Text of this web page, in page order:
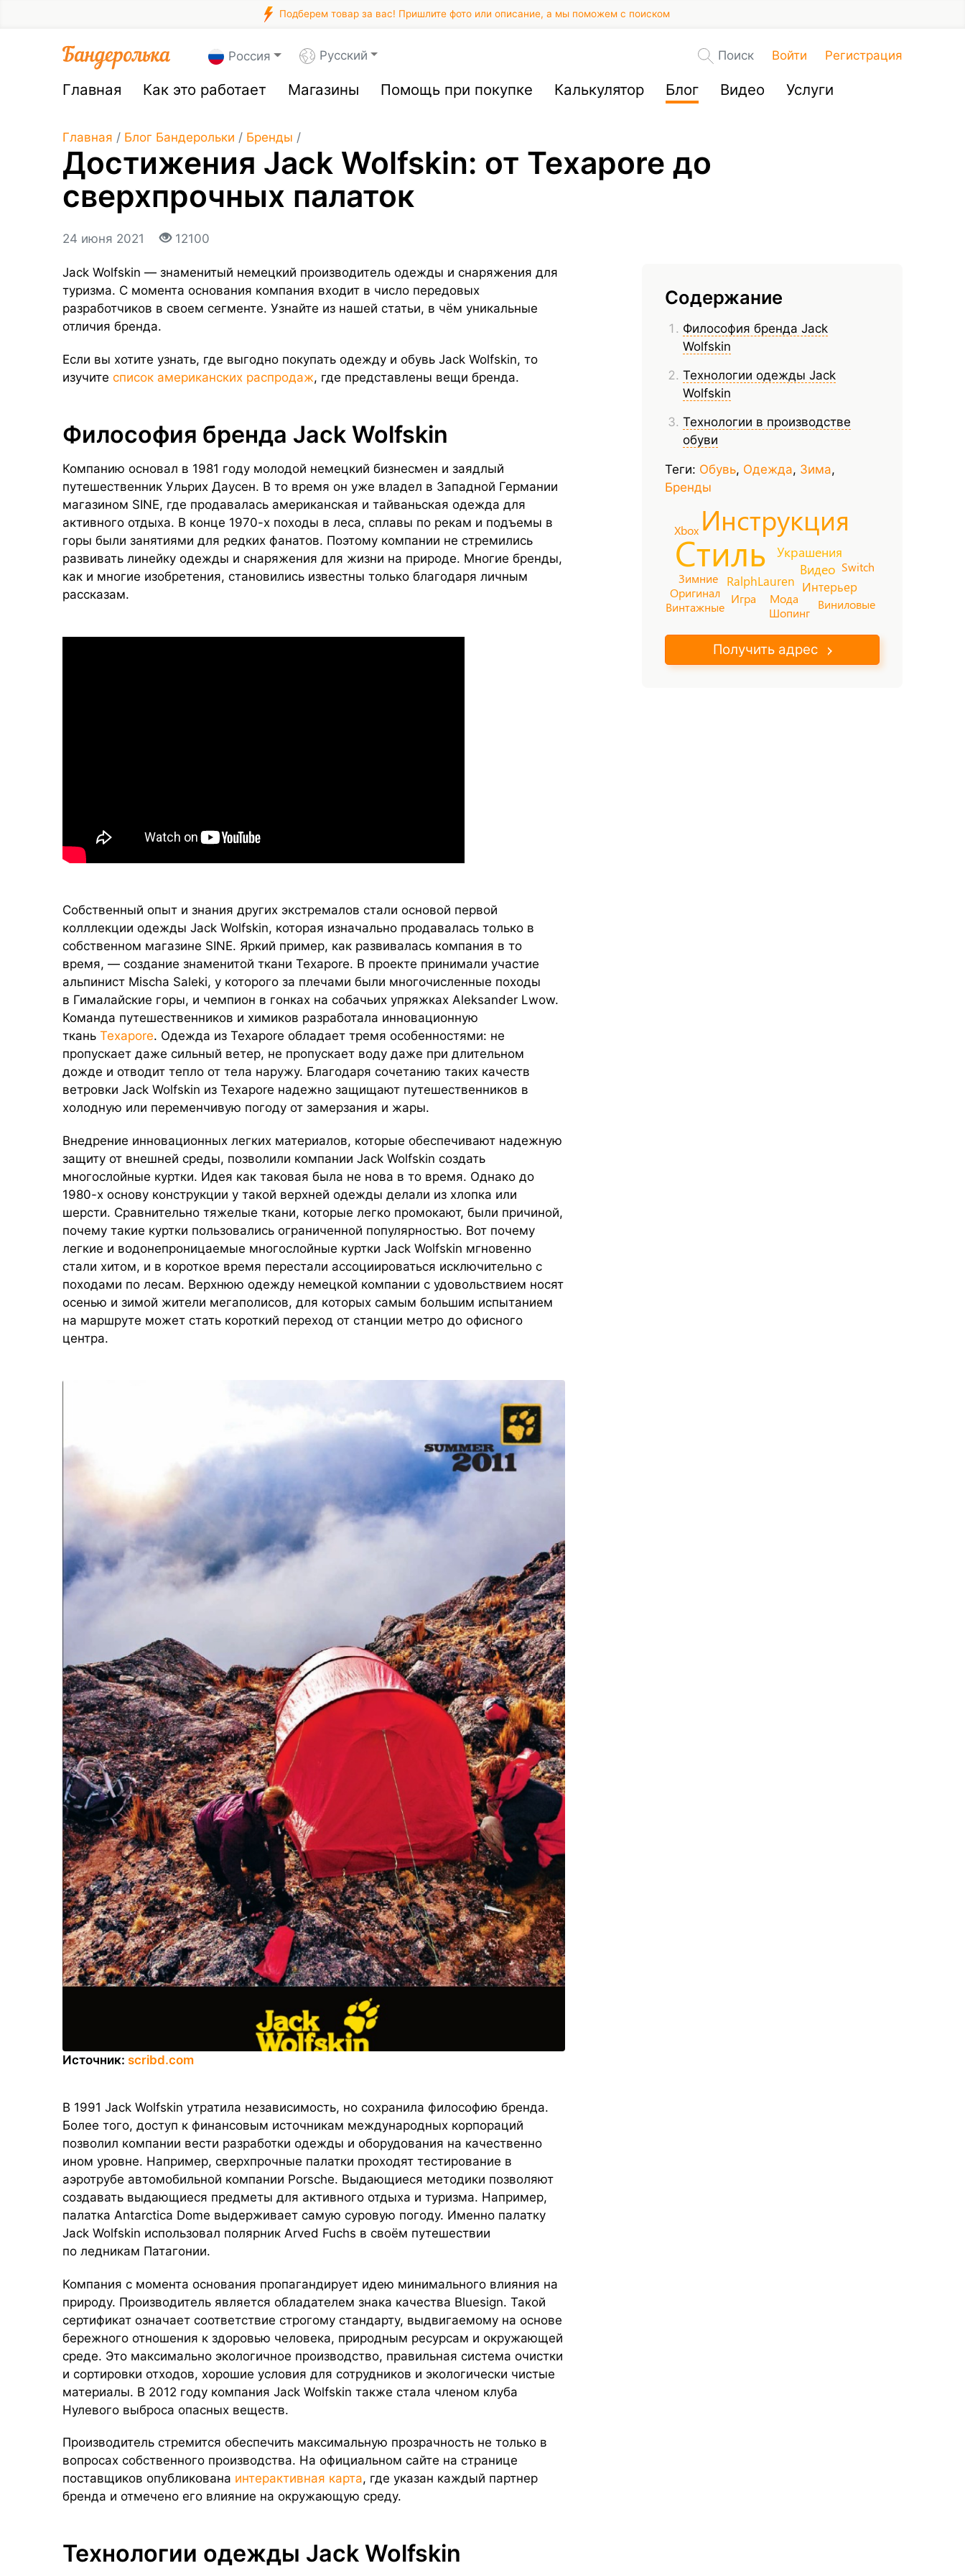
Подберем товар за вас! Пришлите фото или описание, а мы поможем с поиском
Россия Русский Поиск Войти Регистрация
Главная Как это работает Магазины Помощь при покупке Калькулятор Блог Видео Услуги
Главная / Блог Бандерольки / Бренды /
Достижения Jack Wolfskin: от Texapore до
сверхпрочных палаток
24 июня 2021 12100
Содержание
Философия бренда Jack
Wolfskin
Технологии одежды Jack
Wolfskin
Технологии в производстве
обуви
Теги: Обувь, Одежда, Зима,
Бренды
Стиль
Инструкция
Украшения
Видео
RalphLauren Интерьер
Оригинал Мода
Игра Виниловые
Зимние
Switch
Винтажные
Xbox
Шопинг
Получить адрес
Jack Wolfskin — знаменитый немецкий производитель одежды и снаряжения для
туризма. С момента основания компания входит в число передовых
разработчиков в своем сегменте. Узнайте из нашей статьи, в чём уникальные
отличия бренда.
Если вы хотите узнать, где выгодно покупать одежду и обувь Jack Wolfskin, то
изучите список американских распродаж, где представлены вещи бренда.
Философия бренда Jack Wolfskin
Компанию основал в 1981 году молодой немецкий бизнесмен и заядлый
путешественник Ульрих Даусен. В то время он уже владел в Западной Германии
магазином SINE, где продавалась американская и тайваньская одежда для
активного отдыха. В конце 1970-х походы в леса, сплавы по рекам и подъемы в
горы были занятиями для редких фанатов. Поэтому компании не стремились
развивать линейку одежды и снаряжения для жизни на природе. Многие бренды,
как и многие изобретения, становились известны только благодаря личным
рассказам.
Собственный опыт и знания других экстремалов стали основой первой
колллекции одежды Jack Wolfskin, которая изначально продавалась только в
собственном магазине SINE. Яркий пример, как развивалась компания в то
время, — создание знаменитой ткани Texapore. В проекте принимали участие
альпинист Mischa Saleki, у которого за плечами были многочисленные походы
в Гималайские горы, и чемпион в гонках на собачьих упряжках Aleksander Lwow.
Команда путешественников и химиков разработала инновационную
ткань Texapore. Одежда из Texapore обладает тремя особенностями: не
пропускает даже сильный ветер, не пропускает воду даже при длительном
дожде и отводит тепло от тела наружу. Благодаря сочетанию таких качеств
ветровки Jack Wolfskin из Texapore надежно защищают путешественников в
холодную или переменчивую погоду от замерзания и жары.
Внедрение инновационных легких материалов, которые обеспечивают надежную
защиту от внешней среды, позволили компании Jack Wolfskin создать
многослойные куртки. Идея как таковая была не нова в то время. Однако до
1980-х основу конструкции у такой верхней одежды делали из хлопка или
шерсти. Сравнительно тяжелые ткани, которые легко промокают, были причиной,
почему такие куртки пользовались ограниченной популярностью. Вот почему
легкие и водонепроницаемые многослойные куртки Jack Wolfskin мгновенно
стали хитом, и в короткое время перестали ассоциироваться исключительно с
походами по лесам. Верхнюю одежду немецкой компании с удовольствием носят
осенью и зимой жители мегаполисов, для которых самым большим испытанием
на маршруте может стать короткий переход от станции метро до офисного
центра.
Источник: scribd.com
В 1991 Jack Wolfskin утратила независимость, но сохранила философию бренда.
Более того, доступ к финансовым источникам международных корпораций
позволил компании вести разработки одежды и оборудования на качественно
ином уровне. Например, сверхпрочные палатки проходят тестирование в
аэротрубе автомобильной компании Porsche. Выдающиеся методики позволяют
создавать выдающиеся предметы для активного отдыха и туризма. Например,
палатка Antarctica Dome выдерживает самую суровую погоду. Именно палатку
Jack Wolfskin использовал полярник Arved Fuchs в своём путешествии
по ледникам Патагонии.
Компания с момента основания пропагандирует идею минимального влияния на
природу. Производитель является обладателем знака качества Bluesign. Такой
сертификат означает соответствие строгому стандарту, выдвигаемому на основе
бережного отношения к здоровью человека, природным ресурсам и окружающей
среде. Это максимально экологичное производство, правильная система очистки
и сортировки отходов, хорошие условия для сотрудников и экологически чистые
материалы. В 2012 году компания Jack Wolfskin также стала членом клуба
Нулевого выброса опасных веществ.
Производитель стремится обеспечить максимальную прозрачность не только в
вопросах собственного производства. На официальном сайте на странице
поставщиков опубликована интерактивная карта, где указан каждый партнер
бренда и отмечено его влияние на окружающую среду.
Технологии одежды Jack Wolfskin